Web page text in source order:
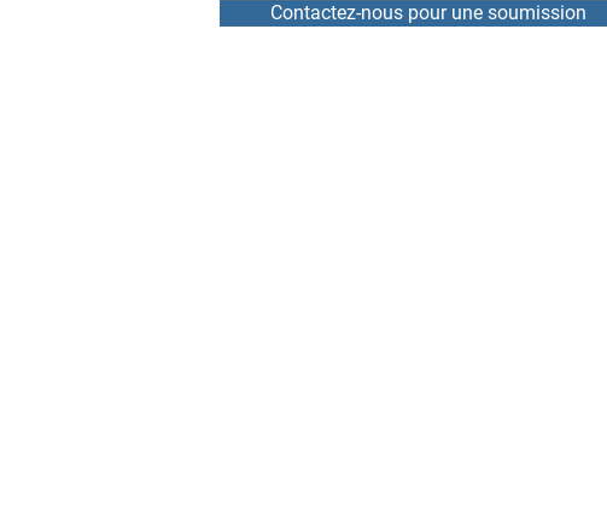
Contactez-nous pour une soumission